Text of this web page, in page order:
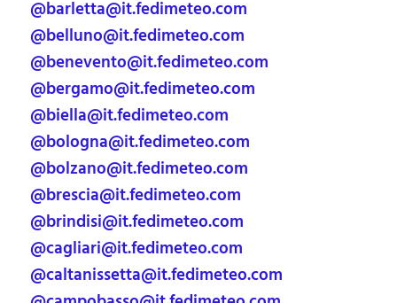
@barletta@it.fedimeteo.com
@belluno@it.fedimeteo.com
@benevento@it.fedimeteo.com
@bergamo@it.fedimeteo.com
@biella@it.fedimeteo.com
@bologna@it.fedimeteo.com
@bolzano@it.fedimeteo.com
@brescia@it.fedimeteo.com
@brindisi@it.fedimeteo.com
@cagliari@it.fedimeteo.com
@caltanissetta@it.fedimeteo.com